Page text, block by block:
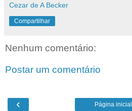
Cezar de A Becker
Compartilhar
Nenhum comentário:
Postar um comentário
‹ Página inicial